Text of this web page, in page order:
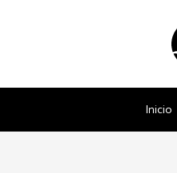
Inicio